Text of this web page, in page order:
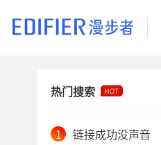
热门搜索
1
链接成功没声音